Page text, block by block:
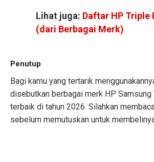
Lihat juga: Daftar HP Triple
(dari Berbagai Merk)
Penutup
Bagi kamu yang tertarik
disebutkan berbagai merk HP Samsung
terbaik di tahun 2026. Silahkan
sebelum memutuskan untuk